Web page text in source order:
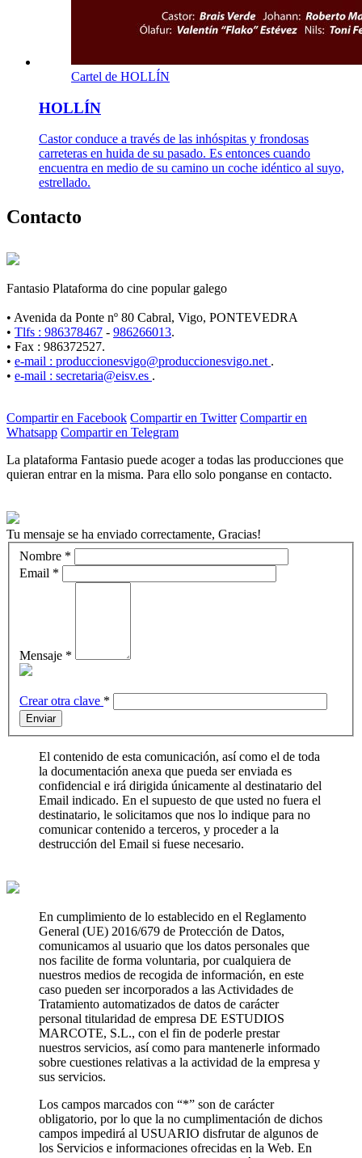
Cartel de HOLLÍN
HOLLÍN
Castor conduce a través de las inhóspitas y frondosas
carreteras en huida de su pasado. Es entonces cuando
encuentra en medio de su camino un coche idéntico al suyo,
estrellado.
Contacto
Fantasio Plataforma do cine popular galego
• Avenida da Ponte nº 80 Cabral, Vigo, PONTEVEDRA
• Tlfs : 986378467 - 986266013.
• Fax : 986372527.
• e-mail : produccionesvigo@produccionesvigo.net .
• e-mail : secretaria@eisv.es .
Compartir en Facebook Compartir en Twitter Compartir en
Whatsapp Compartir en Telegram
La plataforma Fantasio puede acoger a todas las producciones que
quieran entrar en la misma. Para ello solo ponganse en contacto.
Tu mensaje se ha enviado correctamente, Gracias!
Nombre *
Email *
Mensaje *
Crear otra clave *
Enviar
El contenido de esta comunicación, así como el de toda
la documentación anexa que pueda ser enviada es
confidencial e irá dirigida únicamente al destinatario del
Email indicado. En el supuesto de que usted no fuera el
destinatario, le solicitamos que nos lo indique para no
comunicar contenido a terceros, y proceder a la
destrucción del Email si fuese necesario.
En cumplimiento de lo establecido en el Reglamento
General (UE) 2016/679 de Protección de Datos,
comunicamos al usuario que los datos personales que
nos facilite de forma voluntaria, por cualquiera de
nuestros medios de recogida de información, en este
caso pueden ser incorporados a las Actividades de
Tratamiento automatizados de datos de carácter
personal titularidad de empresa DE ESTUDIOS
MARCOTE, S.L., con el fin de poderle prestar
nuestros servicios, así como para mantenerle informado
sobre cuestiones relativas a la actividad de la empresa y
sus servicios.
Los campos marcados con “*” son de carácter
obligatorio, por lo que la no cumplimentación de dichos
campos impedirá al USUARIO disfrutar de algunos de
los Servicios e informaciones ofrecidas en la Web. En